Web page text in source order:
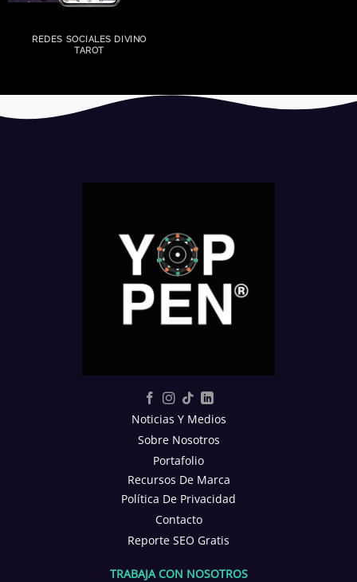
REDES SOCIALES DIVINO
TAROT
Noticias Y Medios
Sobre Nosotros
Portafolio
Recursos De Marca
Política De Privacidad
Contacto
Reporte SEO Gratis
TRABAJA CON NOSOTROS